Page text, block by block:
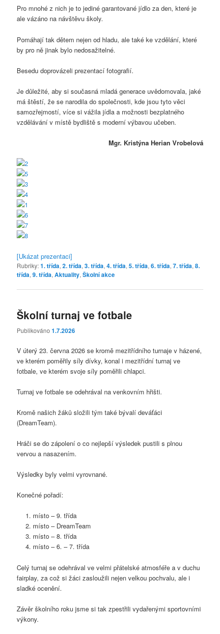
Pro mnohé z nich je to jediné garantované jídlo za den, které je
ale vázáno na návštěvu školy.
Pomáhají tak dětem nejen od hladu, ale také ke vzdělání, které
by pro ně jinak bylo nedosažitelné.
Besedu doprovázeli prezentací fotografií.
Je důležité, aby si současná mladá generace uvědomovala, jaké
má štěstí, že se narodila do společnosti, kde jsou tyto věci
samozřejmostí, více si vážila jídla a možnosti bezplatného
vzdělávání v místě bydliště s moderní výbavou učeben.
Mgr. Kristýna Herian Vrobelová
[Ukázat prezentaci]
Rubriky:1. třída,2. třída,3. třída,4. třída,5. třída,6. třída,7. třída,8.
třída,9. třída,Aktuality,Školní akce
Školní turnaj ve fotbale
Publikováno1.7.2026
V úterý 23. června 2026 se kromě mezitřídního turnaje v házené,
ve kterém poměřily síly dívky, konal i mezitřídní turnaj ve
fotbale, ve kterém svoje síly poměřili chlapci.
Turnaj ve fotbale se odehrával na venkovním hřišti.
Kromě našich žáků složili tým také bývalí deváťáci
(DreamTeam).
Hráči se do zápolení o co nejlepší výsledek pustili s plnou
vervou a nasazením.
Výsledky byly velmi vyrovnané.
Konečné pořadí:
místo – 9. třída
místo – DreamTeam
místo – 8. třída
místo – 6. – 7. třída
Celý turnaj se odehrával ve velmi přátelské atmosféře a v duchu
fairplay, za což si žáci zasloužili nejen velkou pochvalu, ale i
sladké ocenění.
Závěr školního roku jsme si tak zpestřili vydařenými sportovními
výkony.